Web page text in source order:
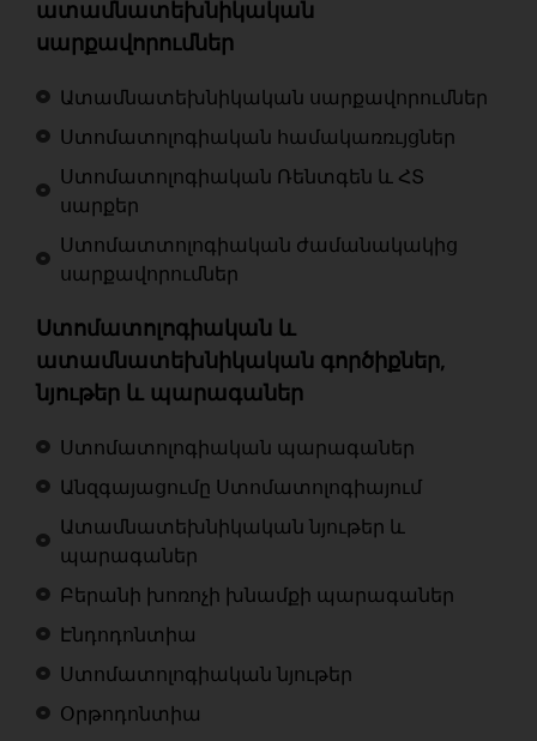
ատամնատեխնիկական
սարքավորումներ
Ատամնատեխնիկական սարքավորումներ
Ստոմատոլոգիական համակառռւյցներ
Ստոմատոլոգիական Ռենտգեն և ՀՏ
սարքեր
Ստոմատտոլոգիական ժամանակակից
սարքավորումներ
Ստոմատոլոգիական և
ատամնատեխնիկական գործիքներ,
նյութեր և պարագաներ
Ստոմատոլոգիական պարագաներ
Անզգայացումը Ստոմատոլոգիայում
Ատամնատեխնիկական նյութեր և
պարագաներ
Բերանի խոռոչի խնամքի պարագաներ
Էնդոդոնտիա
Ստոմատոլոգիական նյութեր
Օրթոդոնտիա